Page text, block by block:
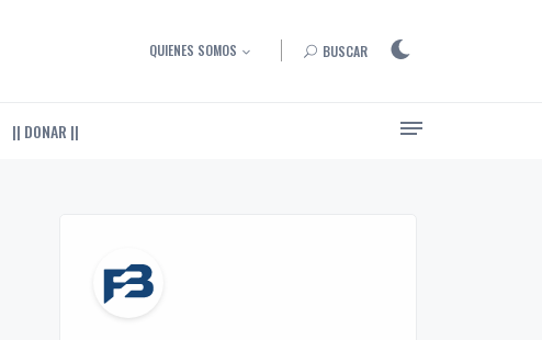
QUIENES SOMOS BUSCAR
|| DONAR ||